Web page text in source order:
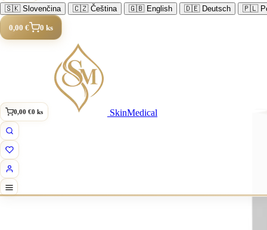
🇸🇰Slovenčina 🇨🇿Čeština 🇬🇧English 🇩🇪Deutsch 🇵🇱
0,00 € 0 ks
0,00 €0 ks SkinMedical